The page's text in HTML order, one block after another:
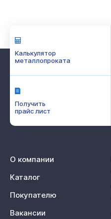
Калькулятор
металлопроката
Получить
прайс лист
О компании
Каталог
Покупателю
Вакансии